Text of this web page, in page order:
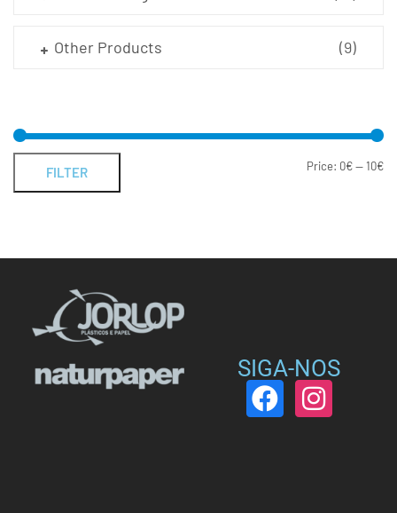
Other Products (9)
FILTER Price: 0€—10€
SIGA-NOS